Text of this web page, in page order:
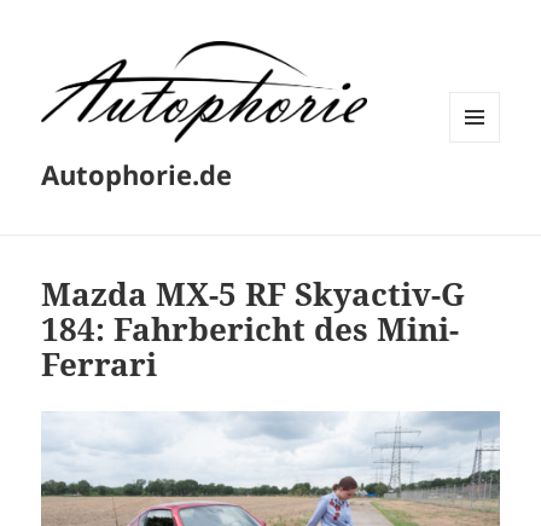
Autophorie.de
Mazda MX-5 RF Skyactiv-G
184: Fahrbericht des Mini-
Ferrari